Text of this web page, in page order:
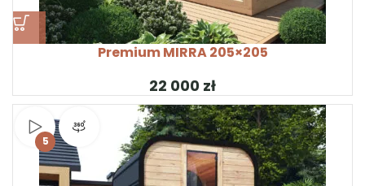
Premium MIRRA 205×205
zł
Obejrzyj wideo
5
Widok produktu 360°